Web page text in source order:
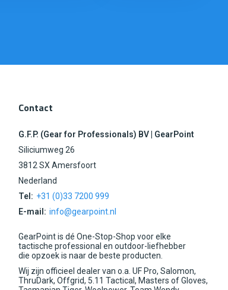
Contact
G.F.P. (Gear for Professionals) BV | GearPoint
Siliciumweg 26
3812 SX Amersfoort
Nederland
Tel: +31 (0)33 7200 999
E-mail: info@gearpoint.nl
GearPoint is dé One-Stop-Shop voor elke
tactische professional en outdoor-liefhebber
die opzoek is naar de beste producten.
Wij zijn officieel dealer van o.a. UF Pro, Salomon,
ThruDark, Offgrid, 5.11 Tactical, Masters of Gloves,